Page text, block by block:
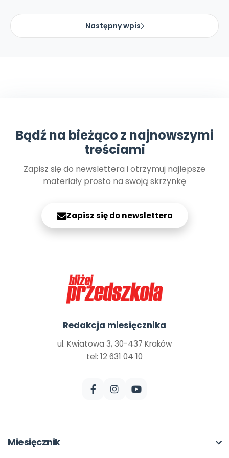
Promocje
Następny wpis
Bądź na bieżąco z najnowszymi
treściami
Zapisz się do newslettera i otrzymuj najlepsze
materiały prosto na swoją skrzynkę
Zapisz się do newslettera
Redakcja miesięcznika
ul. Kwiatowa 3, 30-437 Kraków
tel: 12 631 04 10
Miesięcznik